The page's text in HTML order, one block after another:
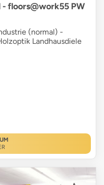
floors@work55 PW
(normal) -
Landhausdiele